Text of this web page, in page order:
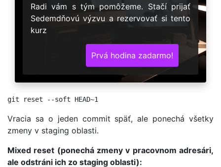
Radi vám s tým pomôžeme. Stačí prijať
Sedemdňovú výzvu a rezervovať si tento
kurz
Prvá hodina zadarmo!
Vracia sa o jeden commit späť, ale ponechá všetky
zmeny v staging oblasti.
Mixed reset (ponechá zmeny v pracovnom adresári,
ale odstráni ich zo staging oblasti):